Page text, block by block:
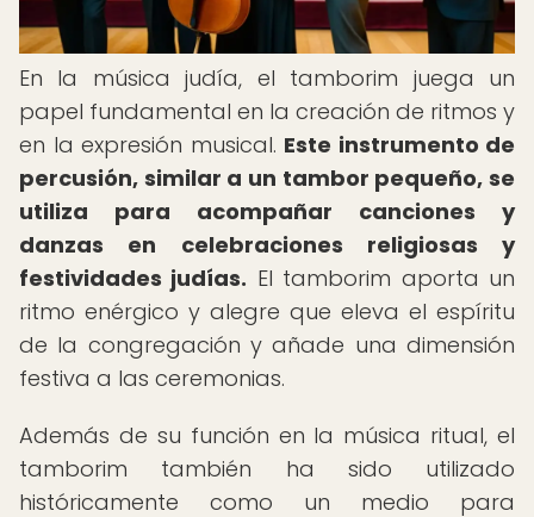
En la música judía, el tamborim juega un
papel fundamental en la creación de ritmos y
en la expresión musical. Este instrumento de
percusión, similar a un tambor pequeño, se
utiliza para acompañar canciones y
danzas en celebraciones religiosas y
festividades judías. El tamborim aporta un
ritmo enérgico y alegre que eleva el espíritu
de la congregación y añade una dimensión
festiva a las ceremonias.
Además de su función en la música ritual, el
tamborim también ha sido utilizado
históricamente como un medio para